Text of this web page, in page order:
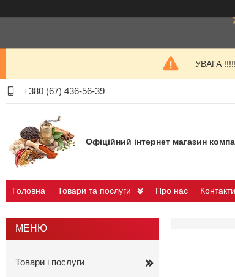
УВАГА
+380 (67) 436-56-39
Офіційний інтернет магазин
Головна Товари та послуги Про нас Контакти
Товари і послуги